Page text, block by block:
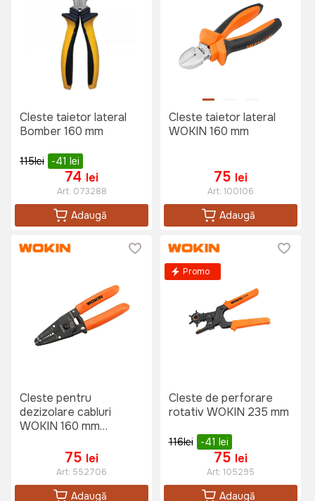
Cleste taietor lateral
Bomber 160 mm
115lei -41 lei
74 lei
Art: 073288
Adaugă
Cleste taietor lateral
WOKIN 160 mm
75 lei
Art: 100106
Adaugă
Cleste pentru
dezizolare cabluri
WOKIN 160 mm
75 lei
Art: 552706
Adaugă
Promo
Cleste de perforare
rotativ WOKIN 235 mm
116lei -41 lei
75 lei
Art: 105295
Adaugă